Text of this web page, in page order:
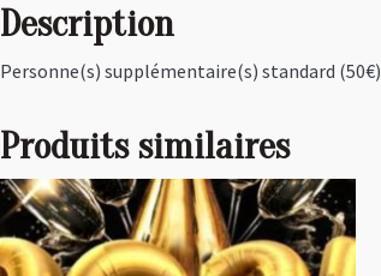
Description
Personne(s) supplémentaire(s) standard (50€)
Produits similaires